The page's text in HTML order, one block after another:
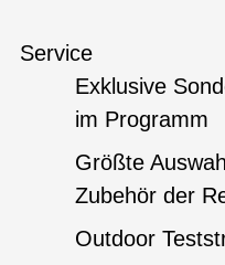
Service
Exklusive
im Programm
Größte
Zubehör der
Outdoor